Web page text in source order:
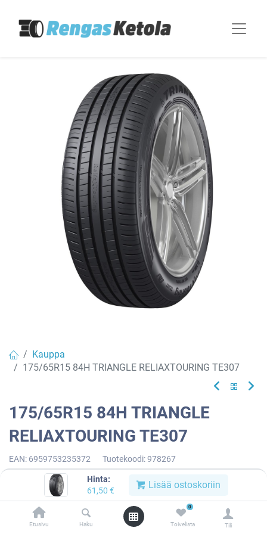
Hinta:
61,50 € Lisää ostoskoriin
Etusivu Haku
0
Toivelista Tili
Kauppa
175/65R15 84H TRIANGLE RELIAXTOURING TE307
175/65R15 84H TRIANGLE
RELIAXTOURING TE307
EAN: 6959753235372 Tuotekoodi:978267
€ / kpl
Toimittajilla (kotimaa):
Saatavilla
Toimitusaika:3 arkipäivää